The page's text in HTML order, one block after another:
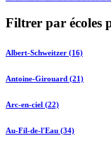
Filtrer par écoles
Albert-Schweitzer (16)
Antoine-Girouard (21)
Arc-en-ciel (22)
Au-Fil-de-l'Eau (34)